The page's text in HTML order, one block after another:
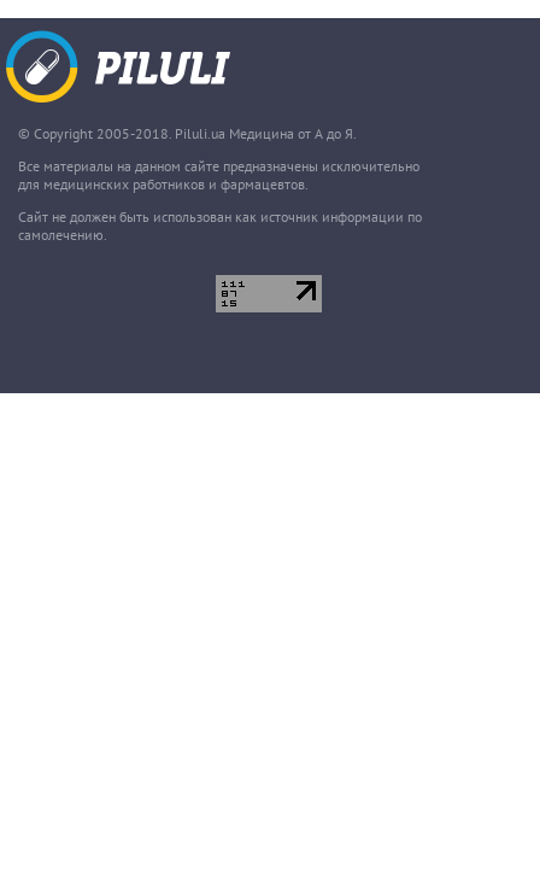
© Copyright 2005-2018. Piluli.ua Медицина от А до Я.
Все материалы на данном сайте предназначены исключительно
для медицинских работников и фармацевтов.
Сайт не должен быть использован как источник информации по
самолечению.